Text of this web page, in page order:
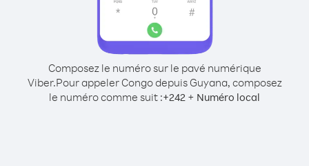
Composez le numéro sur le pavé numérique
Viber.Pour appeler Congo depuis Guyana, composez
le numéro comme suit :+242 + Numéro local